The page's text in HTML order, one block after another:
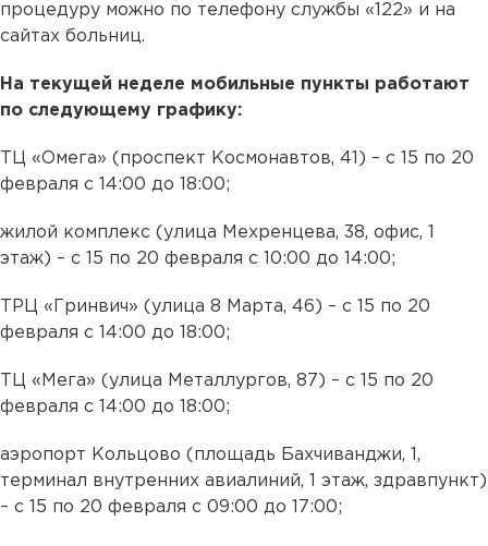
процедуру можно по телефону службы «122» и на
сайтах больниц.
На текущей неделе мобильные пункты работают
по следующему графику:
ТЦ «Омега» (проспект Космонавтов, 41) – с 15 по 20
февраля с 14:00 до 18:00;
жилой комплекс (улица Мехренцева, 38, офис, 1
этаж) – с 15 по 20 февраля с 10:00 до 14:00;
ТРЦ «Гринвич» (улица 8 Марта, 46) – с 15 по 20
февраля с 14:00 до 18:00;
ТЦ «Мега» (улица Металлургов, 87) – с 15 по 20
февраля с 14:00 до 18:00;
аэропорт Кольцово (площадь Бахчиванджи, 1,
терминал внутренних авиалиний, 1 этаж, здравпункт)
– с 15 по 20 февраля с 09:00 до 17:00;